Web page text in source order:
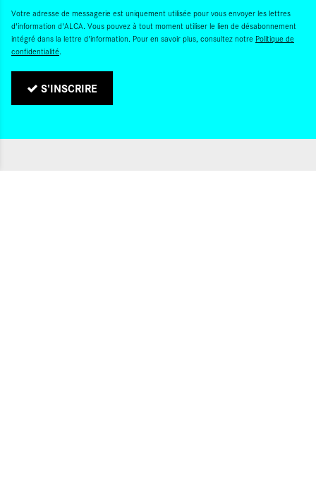
Votre adresse de messagerie est uniquement utilisée pour vous envoyer les lettres
d'information d'ALCA. Vous pouvez à tout moment utiliser le lien de désabonnement
intégré dans la lettre d'information. Pour en savoir plus, consultez notre Politique de
confidentialité.
S'INSCRIRE